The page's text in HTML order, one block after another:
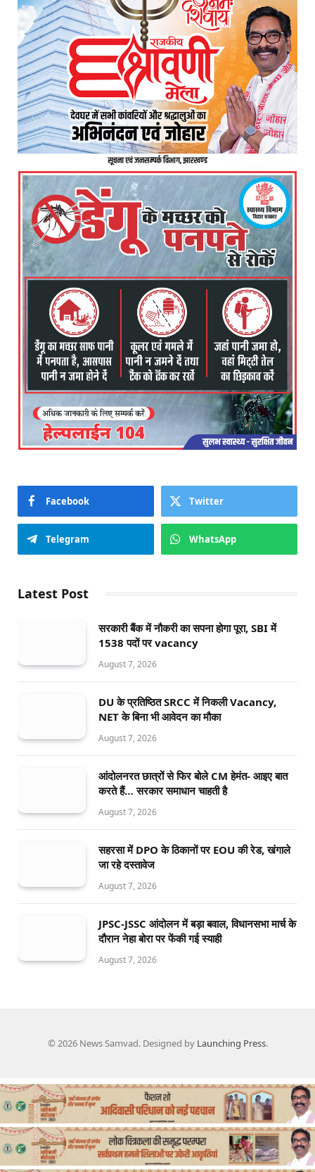
Facebook Twitter
Telegram WhatsApp
Latest Post
सरकारी बैंक में नौकरी का सपना होगा पूरा, SBI में
1538 पदों पर vacancy
August 7, 2026
DU के प्रतिष्ठित SRCC में निकली Vacancy,
NET के बिना भी आवेदन का मौका
August 7, 2026
आंदोलनरत छात्रों से फिर बोले CM हेमंत- आइए बात
करते हैं… सरकार समाधान चाहती है
August 7, 2026
सहरसा में DPO के ठिकानों पर EOU की रेड, खंगाले
जा रहे दस्तावेज
August 7, 2026
JPSC-JSSC आंदोलन में बड़ा बवाल, विधानसभा मार्च के
दौरान नेहा बोरा पर फेंकी गई स्याही
August 7, 2026
© 2026 News Samvad. Designed by Launching Press.